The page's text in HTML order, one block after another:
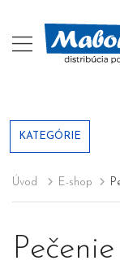
KATEGÓRIE
Úvod E-shop